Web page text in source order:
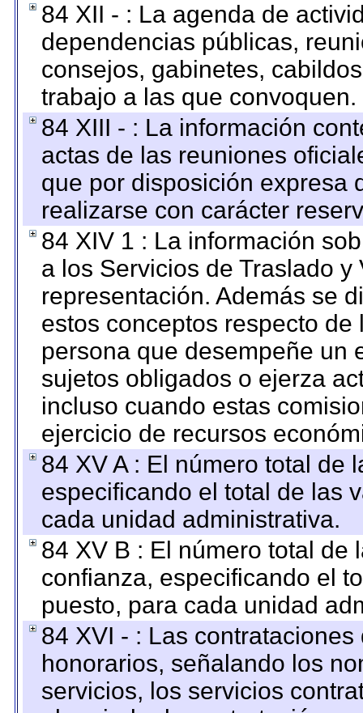
84 XII - : La agenda de
dependencias públicas,
consejos, gabinetes,
trabajo a las que convoquen.
84 XIII - : La información
actas de las reuniones
que por disposición expresa
realizarse con carácter
84 XIV 1 : La información
a los Servicios de Traslado
representación. Además se
estos conceptos respecto
persona que desempeñe un
sujetos obligados o ejerza
incluso cuando estas
ejercicio de recursos
84 XV A : El número total de
especificando el total de las
cada unidad administrativa.
84 XV B : El número total de
confianza, especificando el
puesto, para cada unidad
84 XVI - : Las
honorarios, señalando los
servicios, los servicios